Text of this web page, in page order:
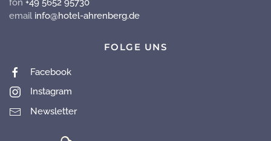
fon +49 5652 95730
email info@hotel-ahrenberg.de
FOLGE UNS
Facebook
Instagram
Newsletter